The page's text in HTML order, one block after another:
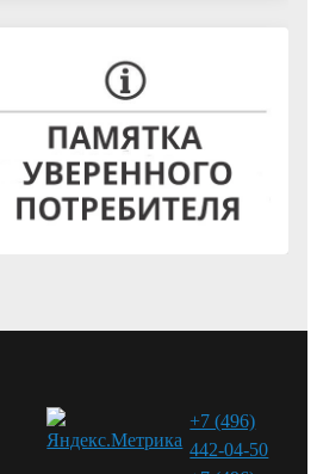
+7 (496)
442-04-50